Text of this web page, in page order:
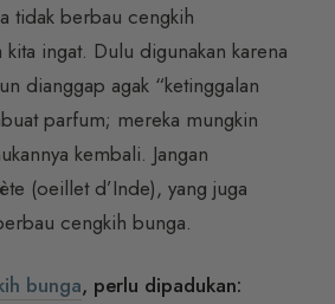
tidak berbau cengkih
ingat. Dulu digunakan karena
dianggap agak “ketinggalan
parfum; mereka mungkin
kembali. Jangan
(oeillet d’Inde), yang juga
cengkih bunga.
bunga, perlu dipadukan: